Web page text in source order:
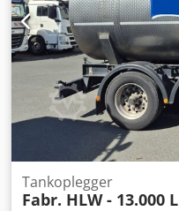
Tankoplegger
Fabr. HLW - 13.000 L